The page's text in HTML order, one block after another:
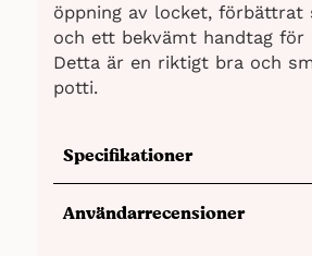
öppning av locket, förbättrat
och ett bekvämt handtag för
Detta är en riktigt bra och
potti.
Specifikationer
Kapacitet: 10 liter
Användarrecensioner